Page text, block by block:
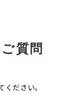
質問
ください。